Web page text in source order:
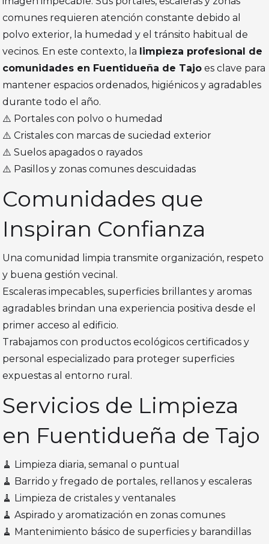
comunes requieren atención constante debido al
polvo exterior, la humedad y el tránsito habitual de
vecinos. En este contexto, la limpieza profesional de
comunidades en Fuentidueña de Tajo es clave para
mantener espacios ordenados, higiénicos y agradables
durante todo el año.
⚠️ Portales con polvo o humedad
⚠️ Cristales con marcas de suciedad exterior
⚠️ Suelos apagados o rayados
⚠️ Pasillos y zonas comunes descuidadas
Comunidades que
Inspiran Confianza
Una comunidad limpia transmite organización, respeto
y buena gestión vecinal.
Escaleras impecables, superficies brillantes y aromas
agradables brindan una experiencia positiva desde el
primer acceso al edificio.
Trabajamos con productos ecológicos certificados y
personal especializado para proteger superficies
expuestas al entorno rural.
Servicios de Limpieza
en Fuentidueña de Tajo
🧹 Limpieza diaria, semanal o puntual
🧹 Barrido y fregado de portales, rellanos y escaleras
🧹 Limpieza de cristales y ventanales
🧹 Aspirado y aromatización en zonas comunes
🧹 Mantenimiento básico de superficies y barandillas